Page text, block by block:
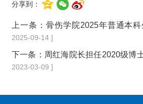
分享到：
上一条： 骨伤学院2025年普通本
2025-09-14 ]
下一条： 周红海院长担任2020级博
2023-03-09 ]